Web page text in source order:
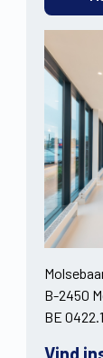
B-2450
BE
Vind